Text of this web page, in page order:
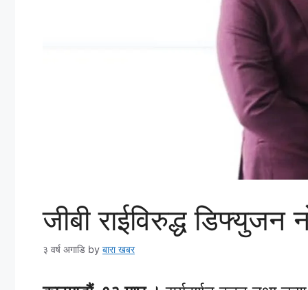
जीबी राईविरुद्ध डिफ्युजन
३ वर्ष अगाडि by बारा खबर